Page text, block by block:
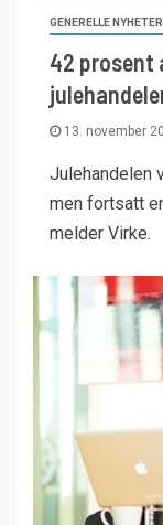
GENERELLE NYHETER
42 prosent
13. november
Julehandelen
men fortsatt
melder Virke.